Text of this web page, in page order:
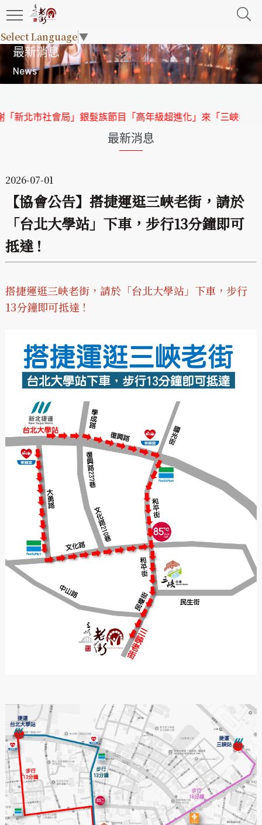
Select Language▼
最新消息
News
北市社會局」銀髮族節目「高年級超進化」來「三峽老街」取
最新消息
2026-07-01
【協會公告】搭捷運逛三峽老街，請於
「台北大學站」下車，步行13分鐘即可
抵達 !
搭捷運逛三峽老街，請於「台北大學站」下車，步行
13分鐘即可抵達 !